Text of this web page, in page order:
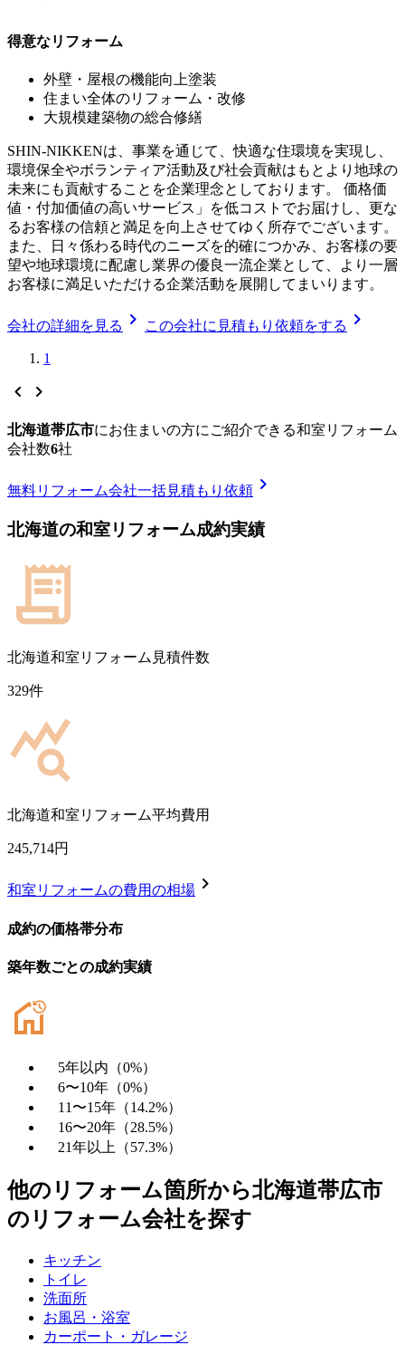
得意なリフォーム
外壁・屋根の機能向上塗装
住まい全体のリフォーム・改修
大規模建築物の総合修繕
SHIN-NIKKENは、事業を通じて、快適な住環境を実現し、
環境保全やボランティア活動及び社会貢献はもとより地球の
未来にも貢献することを企業理念としております。 価格価
値・付加価値の高いサービス」を低コストでお届けし、更な
るお客様の信頼と満足を向上させてゆく所存でございます。
また、日々係わる時代のニーズを的確につかみ、お客様の要
望や地球環境に配慮し業界の優良一流企業として、より一層
お客様に満足いただける企業活動を展開してまいります。
会社の詳細を見る chevron_right この会社に見積もり依頼をする chevron_right
1
chevron_left chevron_right
北海道帯広市にお住まいの方にご紹介できる和室リフォーム
会社数6社
無料リフォーム会社一括見積もり依頼 chevron_right
北海道の和室リフォーム成約実績
北海道和室リフォーム見積件数
329件
北海道和室リフォーム平均費用
245,714円
和室リフォームの費用の相場 chevron_right
成約の価格帯分布
築年数ごとの成約実績
5年以内 （0%）
6〜10年 （0%）
11〜15年 （14.2%）
16〜20年 （28.5%）
21年以上
（57.3%）
他のリフォーム箇所から北海道帯広市
のリフォーム会社を探す
キッチン
トイレ
洗面所
お風呂・浴室
カーポート・ガレージ